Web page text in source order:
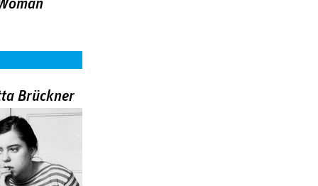
Brückner